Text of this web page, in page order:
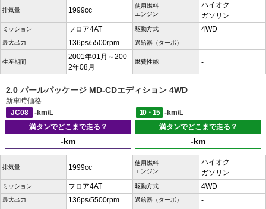
排気量 1999cc
使用燃料
エンジン
ハイオク
ガソリン
ミッション フロア4AT 駆動方式 4WD
最大出力 136ps/5500rpm 過給器（ターボ） -
生産期間
2001年01月～200
2年08月
燃費性能 -
2.0 パールパッケージ MD-CDエディション 4WD
新車時価格---
JC08
-km/L 10・15
-km/L
満タンでどこまで走る？
-km
満タンでどこまで走る？
-km
排気量 1999cc
使用燃料
エンジン
ハイオク
ガソリン
ミッション フロア4AT 駆動方式 4WD
最大出力 136ps/5500rpm 過給器（ターボ） -